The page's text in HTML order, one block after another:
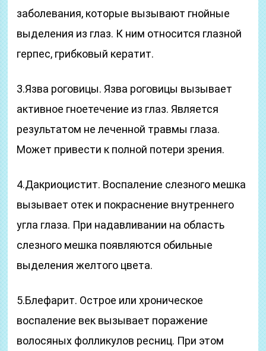
заболевания, которые вызывают гнойные
выделения из глаз. К ним относится глазной
герпес, грибковый кератит.
3.Язва роговицы. Язва роговицы вызывает
активное гноетечение из глаз. Является
результатом не леченной травмы глаза.
Может привести к полной потери зрения.
4.Дакриоцистит. Воспаление слезного мешка
вызывает отек и покраснение внутреннего
угла глаза. При надавливании на область
слезного мешка появляются обильные
выделения желтого цвета.
5.Блефарит. Острое или хроническое
воспаление век вызывает поражение
волосяных фолликулов ресниц. При этом